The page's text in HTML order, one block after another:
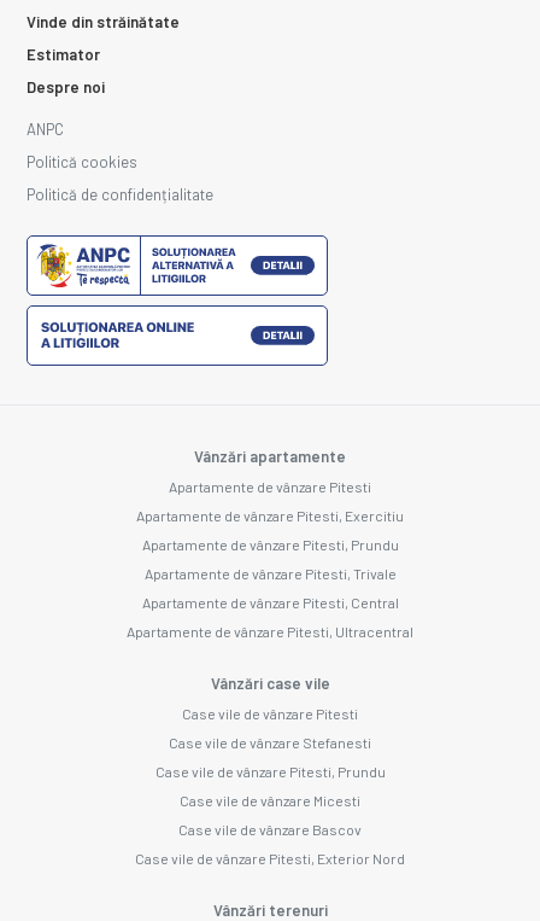
Vinde din străinătate
Estimator
Despre noi
ANPC
Politică cookies
Politică de confidențialitate
Vânzări apartamente
Apartamente de vânzare Pitesti
Apartamente de vânzare Pitesti, Exercitiu
Apartamente de vânzare Pitesti, Prundu
Apartamente de vânzare Pitesti, Trivale
Apartamente de vânzare Pitesti, Central
Apartamente de vânzare Pitesti, Ultracentral
Vânzări case vile
Case vile de vânzare Pitesti
Case vile de vânzare Stefanesti
Case vile de vânzare Pitesti, Prundu
Case vile de vânzare Micesti
Case vile de vânzare Bascov
Case vile de vânzare Pitesti, Exterior Nord
Vânzări terenuri